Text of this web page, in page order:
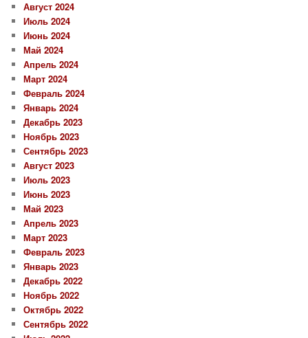
Август 2024
Июль 2024
Июнь 2024
Май 2024
Апрель 2024
Март 2024
Февраль 2024
Январь 2024
Декабрь 2023
Ноябрь 2023
Сентябрь 2023
Август 2023
Июль 2023
Июнь 2023
Май 2023
Апрель 2023
Март 2023
Февраль 2023
Январь 2023
Декабрь 2022
Ноябрь 2022
Октябрь 2022
Сентябрь 2022